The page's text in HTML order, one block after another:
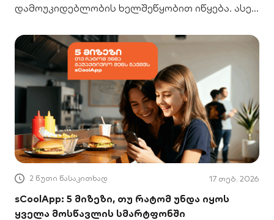
დამოუკიდებლობის ხელშეწყობით იწყება. ასე,
განვითარებასთან ფეხის აწყობაც უფრო
მარტივი ხდება. sCool Card სწორედ ის
ხელსაწყოა, რომელიც ამ პროცესში მშობელს
ყველაზე მეტად დაეხმარება. sCool Card-ის
გამოყენებით მოზარდს დამოუკიდებლად
შეუძლია განკარგოს მისთვის გამოყოფილი
ფული, დააგროვოს სქულები, ისარგებლოს
შეთავაზებებით და შეაგროვოს თანხა. თუ
2 წუთი წასაკითხად 17 თებ. 2026
sCoolApp: 5 მიზეზი, თუ რატომ უნდა იყოს
ყველა მოსწავლის სმარტფონში